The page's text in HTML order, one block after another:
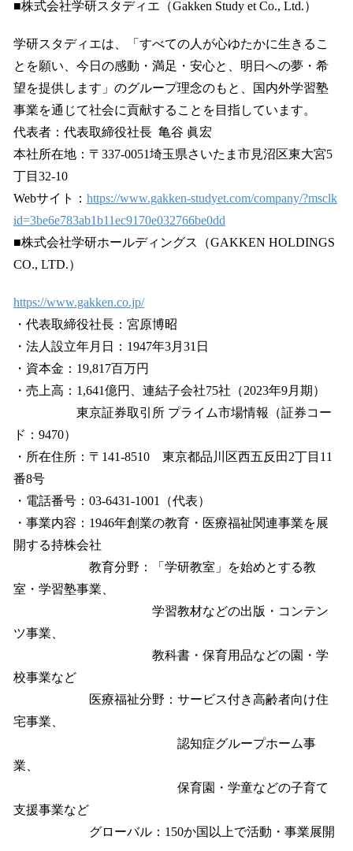
■株式会社学研スタディエ（Gakken Study et Co., Ltd.）
学研スタディエは、「すべての人が心ゆたかに生きるこ
とを願い、今日の感動・満足・安心と、明日への夢・希
望を提供します」のグループ理念のもと、国内外学習塾
事業を通じて社会に貢献することを目指しています。
代表者：代表取締役社長 亀谷 眞宏
本社所在地：〒337-0051埼玉県さいたま市見沼区東大宮5
丁目32-10
Webサイト： https://www.gakken-studyet.com/company/?msclk
id=3be6e783ab1b11ec9170e032766be0dd
■株式会社学研ホールディングス（GAKKEN HOLDINGS
CO., LTD.）
https://www.gakken.co.jp/
・代表取締役社長：宮原博昭
・法人設立年月日：1947年3月31日
・資本金：19,817百万円
・売上高：1,641億円、連結子会社75社（2023年9月期）
東京証券取引所 プライム市場情報（証券コー
ド：9470）
・所在住所：〒141-8510 東京都品川区西五反田2丁目11
番8号
・電話番号：03-6431-1001（代表）
・事業内容：1946年創業の教育・医療福祉関連事業を展
開する持株会社
教育分野：「学研教室」を始めとする教
室・学習塾事業、
学習教材などの出版・コンテン
ツ事業、
教科書・保育用品などの園・学
校事業など
医療福祉分野：サービス付き高齢者向け住
宅事業、
認知症グループホーム事
業、
保育園・学童などの子育て
支援事業など
グローバル：150か国以上で活動・事業展開